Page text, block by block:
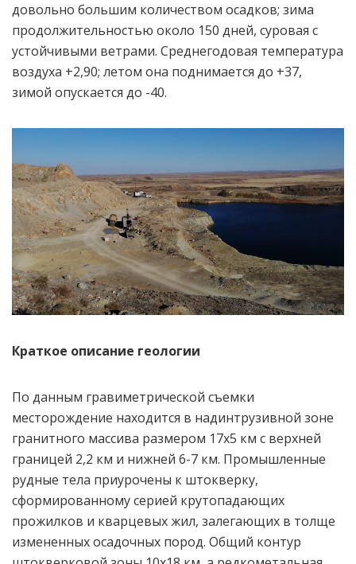
довольно большим количеством осадков; зима
продолжительностью около 150 дней, суровая с
устойчивыми ветрами. Среднегодовая температура
воздуха +2,90; летом она поднимается до +37,
зимой опускается до -40.
Краткое описание геологии
По данным гравиметрической съемки
месторождение находится в надинтрузивной зоне
гранитного массива размером 17х5 км с верхней
границей 2,2 км и нижней 6-7 км. Промышленные
рудные тела приурочены к штокверку,
сформированному серией крутопадающих
прожилков и кварцевых жил, залегающих в толще
измененных осадочных пород. Общий контур